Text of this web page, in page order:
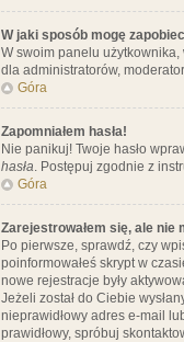
W jaki sposób mogę
W swoim panelu użytkownika,
dla administratorów,
Góra
Zapomniałem hasła!
Nie panikuj! Twoje hasło
hasła. Postępuj zgodnie z
Góra
Zarejestrowałem się, ale nie
Po pierwsze, sprawdź, czy
poinformowałeś skrypt w
nowe rejestracje były
Jeżeli został do Ciebie
nieprawidłowy adres e-mail
prawidłowy, spróbuj